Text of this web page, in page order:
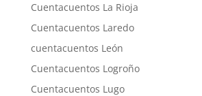
Cuentacuentos La Rioja
Cuentacuentos Laredo
cuentacuentos León
Cuentacuentos Logroño
Cuentacuentos Lugo